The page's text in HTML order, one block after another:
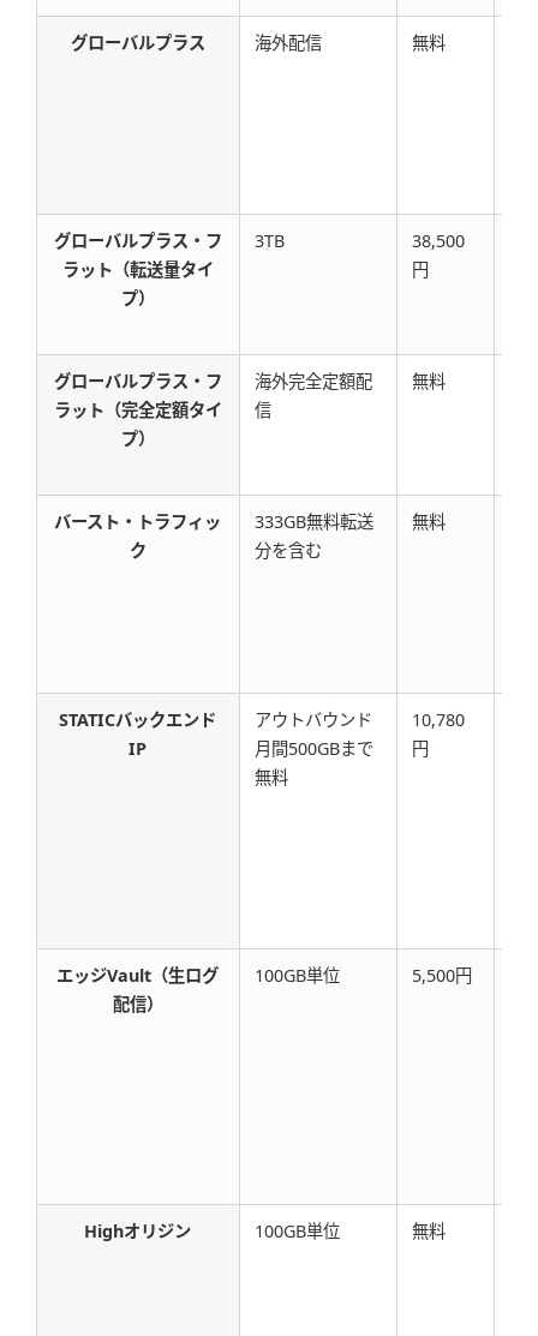
グローバルプラス 海外配信 無料
グローバルプラス・フ
ラット（転送量タイ
プ）
3TB
38,500
円
グローバルプラス・フ
ラット（完全定額タイ
プ）
海外完全定額配
信
無料
バースト・トラフィッ
ク
333GB無料転送
分を含む
無料
STATICバックエンド
IP
アウトバウンド
月間500GBまで
無料
10,780
円
エッジVault（生ログ
配信）
100GB単位 5,500円
Highオリジン 100GB単位 無料